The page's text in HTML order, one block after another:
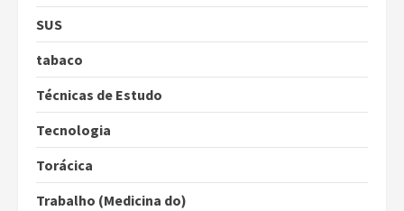
SUS
tabaco
Técnicas de Estudo
Tecnologia
Torácica
Trabalho (Medicina do)